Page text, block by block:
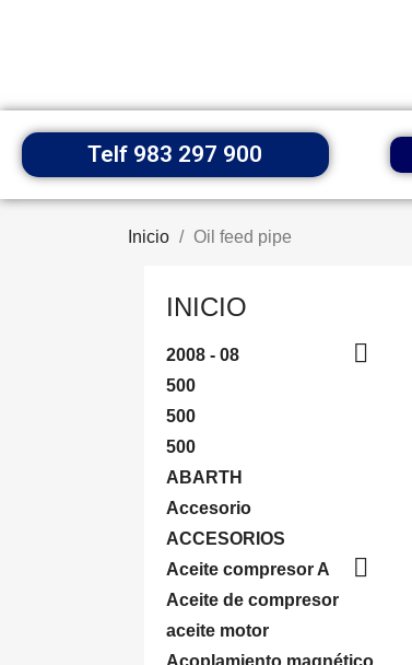
Telf 983 297 900
Inicio Oil feed pipe
INICIO
2008 - 08 
500
500
500
ABARTH
Accesorio
ACCESORIOS
Aceite compresor A

Aceite de compresor
aceite motor
Acoplamiento magnético